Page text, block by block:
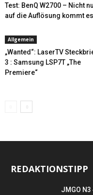
Test: BenQ W2700 – Nicht
auf die Auflösung kommt
Allgemein
„Wanted“: LaserTV
3 : Samsung LSP7T „The
Premiere“
REDAKTIONSTIPP
JMGO